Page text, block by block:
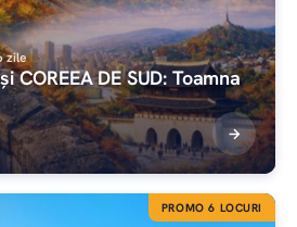
zile
COREEA DE SUD: Toamna
PROMO 6 LOCURI